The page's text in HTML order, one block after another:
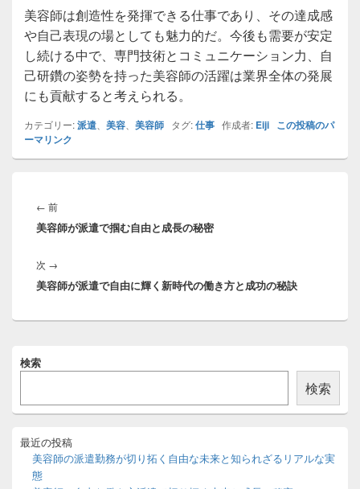
美容師は創造性を発揮できる仕事であり、その達成感
や自己表現の場としても魅力的だ。今後も需要が安定
し続ける中で、専門技術とコミュニケーション力、自
己研鑽の姿勢を持った美容師の活躍は業界全体の発展
にも貢献すると考えられる。
カテゴリー:派遣 美容 美容師 タグ:仕事 作成者: Eiji この投稿のパ
ーマリンク
稿
ナ
ゲ
ー
シ
← 前前
の
美容師が派遣で掴む自由と成長の秘密
次 →
の
稿:
美容師が派遣で自由に輝く新時代の働き方と成功の秘訣
イ
イ
バ
検索
検索
最近の投稿
美容師の派遣勤務が切り拓く自由な未来と知られざるリアルな実
態